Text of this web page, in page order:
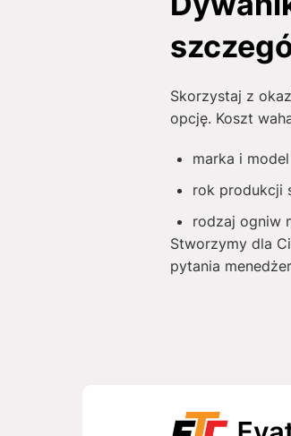
Skorzystaj z
opcję. Koszt
marka i
rok produkcji
rodzaj ogniw
Stworzymy dla
pytania